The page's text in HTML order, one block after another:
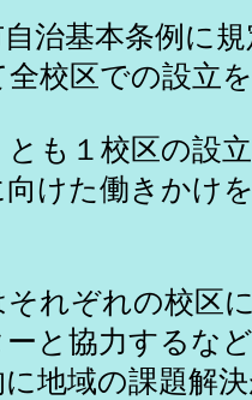
治基本条例に
校区での設立
とも１校区の設
けた働きかけ
れぞれの校区
と協力するな
地域の課題解